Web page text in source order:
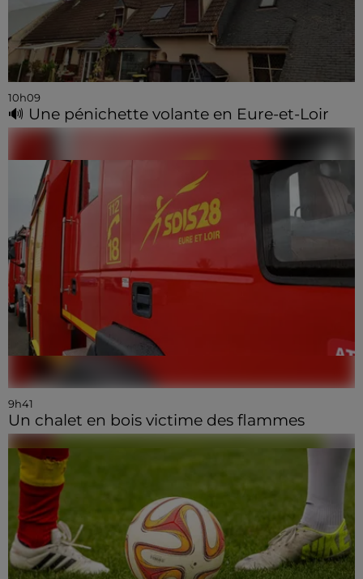
10h09
🔊 Une pénichette volante en Eure-et-Loir
9h41
Un chalet en bois victime des flammes